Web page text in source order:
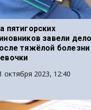
пятигорских
завели
тяжёлой болезни
октября 2023, 12:40